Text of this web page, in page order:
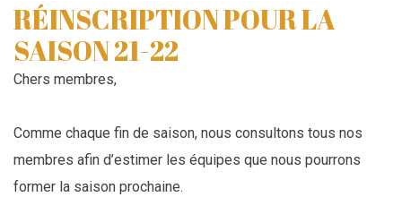
RÉINSCRIPTION POUR LA
SAISON 21-22
Chers membres,
Comme chaque fin de saison, nous consultons tous nos
membres afin d’estimer les équipes que nous pourrons
former la saison prochaine.